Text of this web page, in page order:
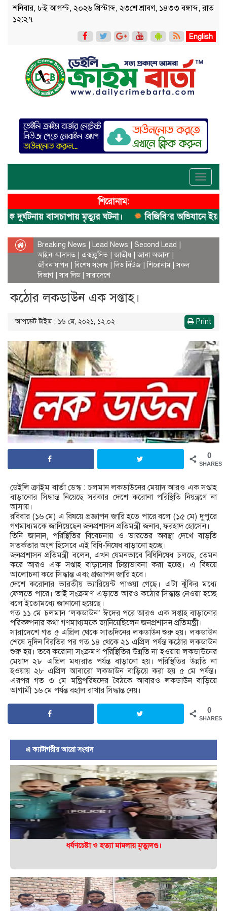
শনিবার, ৮ই আগস্ট, ২০২৬ খ্রিস্টাব্দ, ২৩শে শ্রাবণ, ১৪৩৩ বঙ্গাব্দ, রাত
১২:২৭
English
Toggle
শিরোনাম:
বাসচাপায় মৃত্যুর ঘটনা।
বিজিবি’র অভিযানে ইয়াবা
Breaking News Lead News Second Lead
আইন-আদালত
এক্সক্লুসিভ |জাতীয় |জানা অজানা|
জীবন যাপন |বিশেষ সংবাদ|লিড নিউজ |শিরোনাম|সকল
বিভাগ|সাব লিড|সারাদেশে
কঠোর লকডাউন এক সপ্তাহ।
আপডেট টাইম : ১৬ মে, ২০২১, ১২:০২ Print
0
SHARES
ডেইলি ক্রাইম বার্তা ডেস্ক : চলমান লকডাউনের মেয়াদ আরও এক সপ্তাহ
বাড়ানোর সিদ্ধান্ত নিয়েছে সরকার দেশে করোনা পরিস্থিতি নিয়ন্ত্রণে না
আসায়।
রবিবার (১৬ মে) এ বিষয়ে প্রজ্ঞাপন জারি হতে পারে বলে (১৫ মে) ‍দুপুরে
গণমাধ্যমকে জানিয়েছেন জনপ্রশাসন প্রতিমন্ত্রী জনাব, ফরহাদ হোসেন।
তিনি জানান, পরিস্থিতির বিবেচনায় ও ভারতের অবস্থা দেখে বাড়তি
সতর্কতার অংশ হিসেবে এই বিধি-নিষেধ বাড়ানো হচ্ছে।
জনপ্রশাসন প্রতিমন্ত্রী বলেন, এখন যেমনভাবে বিধিনিষেধ চলছে, তেমন
করে আরও এক সপ্তাহ বাড়ানোর চিন্তাভাবনা করা হচ্ছে। এ বিষয়ে
আলোচনা করে সিদ্ধান্ত এবং প্রজ্ঞাপন জারি হবে।
দেশে করোনার ভারতীয় ভ্যারিয়েন্ট পাওয়া গেছে। এটা ঝুঁকির মধ্যে
ফেলতে পারে। তাই সংক্রমণ এড়াতে আরও কঠোর সিদ্ধান্ত নেওয়া হচ্ছে
বলে ইতোমধ্যে জানানো হয়েছে।
গত ১১ মে চলমান ‘লকডাউন’ ঈদের পরে আরও এক সপ্তাহ বাড়ানোর
পরিকল্পনার কথা গণমাধ্যমকে জানিয়েছিলেন জনপ্রশাসন প্রতিমন্ত্রী।
সারাদেশে গত ৫ এপ্রিল থেকে সাতদিনের লকডাউন শুরু হয়। লকডাউন
শেষে দুদিন বিরতির পর গত ১৪ থেকে ২১ এপ্রিল পর্যন্ত কঠোর লকডাউন
শুরু হয়। তবে করোনা সংক্রমণ পরিস্থিতির উন্নতি না হওয়ায় লকডাউনের
মেয়াদ ২৮ এপ্রিল মধ্যরাত পর্যন্ত বাড়ানো হয়। পরিস্থিতির উন্নতি না
হওয়ায় ২৮ এপ্রিল আবারো লকডাউন বাড়িয়ে করা হয় ৫ মে পর্যন্ত।
এরপর গত ৩ মে মন্ত্রিপরিষদের বৈঠকে আবারও লকডাউন বাড়িয়ে
আগামী ১৬ মে পর্যন্ত বহাল রাখার সিদ্ধান্ত নেয়।
0
SHARES
এ ক্যাটাগরীর আরো সংবাদ
ধর্ষণচেষ্টা ও হত্যা মামলায় মৃত্যুদণ্ড।